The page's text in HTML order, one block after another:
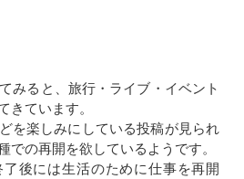
みると、旅行・ライブ・イベント
きています。
を楽しみにしている投稿が見られ
での再開を欲しているようです。
後には生活のために仕事を再開